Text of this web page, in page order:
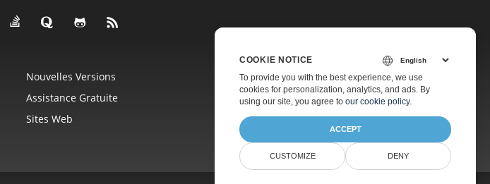
Nouvelles Versions
Tarification
Assistance Gratuite
Consultation Gratuite
Sites Web À Propos
COOKIE NOTICE
To provide you with the best experience, we use
cookies for personalization, analytics, and ads. By
using our site, you agree to our cookie policy.
ACCEPT
CUSTOMIZE DENY